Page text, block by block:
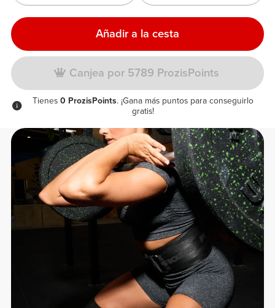
Añadir a la cesta
Canjea por 5789 ProzisPoints
Tienes0 ProzisPoints. ¡Gana más puntos para conseguirlo
gratis!